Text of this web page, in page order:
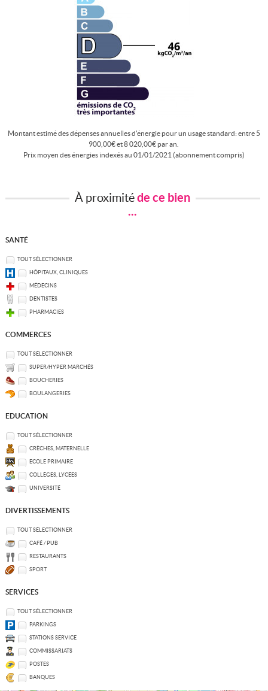
Montant estimé des dépenses annuelles d'énergie pour un usage standard: entre 5
900,00€ et 8 020,00€ par an.
Prix moyen des énergies indexés au 01/01/2021 (abonnement compris)
À proximitéde ce bien
...
SANTÉ
TOUT SÉLECTIONNER
HÔPITAUX, CLINIQUES
MÉDECINS
DENTISTES
PHARMACIES
COMMERCES
TOUT SÉLECTIONNER
SUPER/HYPER MARCHÉS
BOUCHERIES
BOULANGERIES
EDUCATION
TOUT SÉLECTIONNER
CRÈCHES, MATERNELLE
ECOLE PRIMAIRE
COLLÈGES, LYCÉES
UNIVERSITÉ
DIVERTISSEMENTS
TOUT SÉLECTIONNER
CAFÉ / PUB
RESTAURANTS
SPORT
SERVICES
TOUT SÉLECTIONNER
PARKINGS
STATIONS SERVICE
COMMISSARIATS
POSTES
BANQUES